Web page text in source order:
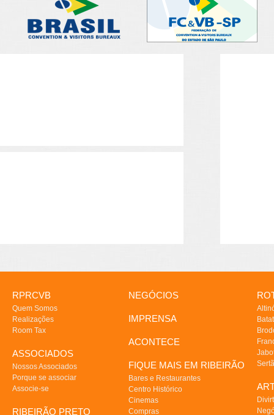
RPRCVB
Quem Somos
Realizações
Room Tax
ASSOCIADOS
Nossos Associados
Porque se associar
Associe-se
RIBEIRÃO PRETO
NEGÓCIOS
IMPRENSA
ACONTECE
FIQUE MAIS EM RIBEIRÃO
Bares e Restaurantes
Centro Histórico
Cinemas
Compras